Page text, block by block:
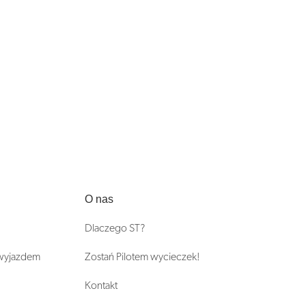
O nas
Dlaczego ST?
Zostań Pilotem wycieczek!
Kontakt